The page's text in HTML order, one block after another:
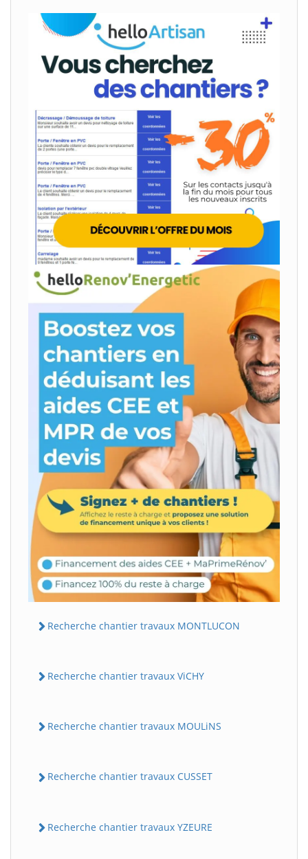
Recherche chantier travaux MONTLUCON
Recherche chantier travaux ViCHY
Recherche chantier travaux MOULiNS
Recherche chantier travaux CUSSET
Recherche chantier travaux YZEURE